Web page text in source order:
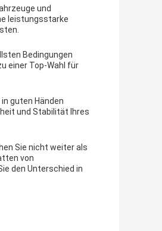
und
leistungsstarke
Bedingungen
einer Top-Wahl für
guten Händen
und Stabilität Ihres
Sie nicht weiter als
von
den Unterschied in